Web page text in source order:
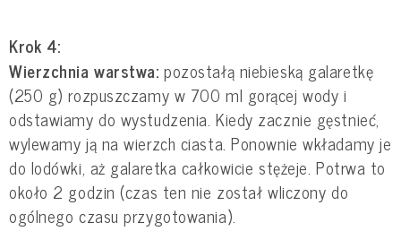
Krok 4:
Wierzchnia warstwa: pozostałą niebieską galaretkę
(250 g) rozpuszczamy w 700 ml gorącej wody i
odstawiamy do wystudzenia. Kiedy zacznie gęstnieć,
wylewamy ją na wierzch ciasta. Ponownie wkładamy je
do lodówki, aż galaretka całkowicie stężeje. Potrwa to
około 2 godzin (czas ten nie został wliczony do
ogólnego czasu przygotowania).